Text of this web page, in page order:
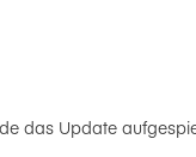
das Update